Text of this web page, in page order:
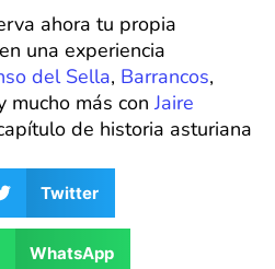
ahora tu propia
una experiencia
del Sella, Barrancos,
mucho más conJaire
de historia asturiana
Twitter
WhatsApp